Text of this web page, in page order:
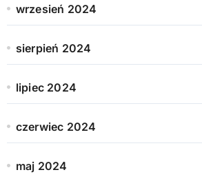
wrzesień 2024
sierpień 2024
lipiec 2024
czerwiec 2024
maj 2024